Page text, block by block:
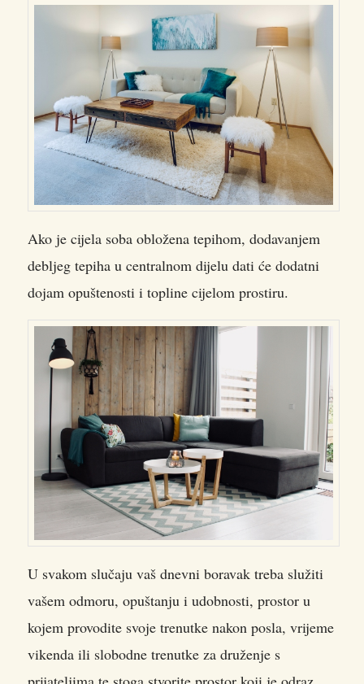
Ako je cijela soba obložena tepihom, dodavanjem
debljeg tepiha u centralnom dijelu dati će dodatni
dojam opuštenosti i topline cijelom prostiru.
U svakom slučaju vaš dnevni boravak treba služiti
vašem odmoru, opuštanju i udobnosti, prostor u
kojem provodite svoje trenutke nakon posla, vrijeme
vikenda ili slobodne trenutke za druženje s